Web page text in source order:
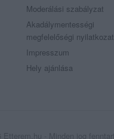
Moderálási szabályzat
Akadálymentességi
megfelelőségi nyilatkozat
Impresszum
Hely ajánlása